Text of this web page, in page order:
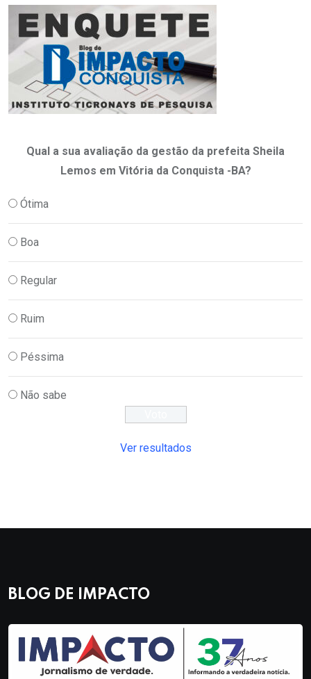
Qual a sua avaliação da gestão da prefeita Sheila
Lemos em Vitória da Conquista -BA?
Ótima
Boa
Regular
Ruim
Péssima
Não sabe
Ver resultados
BLOG DE IMPACTO